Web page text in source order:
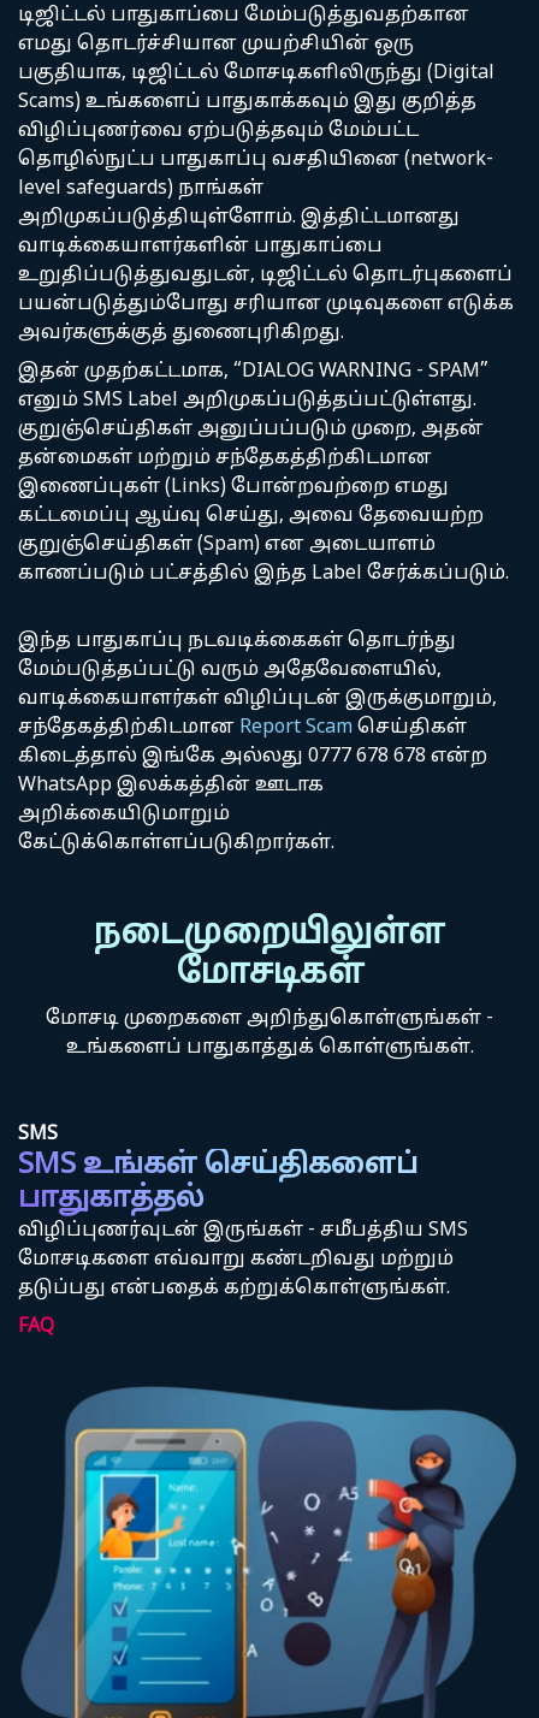
டிஜிட்டல் பாதுகாப்பை மேம்படுத்துவதற்கான
எமது தொடர்ச்சியான முயற்சியின் ஒரு
பகுதியாக, டிஜிட்டல் மோசடிகளிலிருந்து (Digital
Scams) உங்களைப் பாதுகாக்கவும் இது குறித்த
விழிப்புணர்வை ஏற்படுத்தவும் மேம்பட்ட
தொழில்நுட்ப பாதுகாப்பு வசதியினை (network-
level safeguards) நாங்கள்
அறிமுகப்படுத்தியுள்ளோம். இத்திட்டமானது
வாடிக்கையாளர்களின் பாதுகாப்பை
உறுதிப்படுத்துவதுடன், டிஜிட்டல் தொடர்புகளைப்
பயன்படுத்தும்போது சரியான முடிவுகளை எடுக்க
அவர்களுக்குத் துணைபுரிகிறது.
இதன் முதற்கட்டமாக, “DIALOG WARNING - SPAM”
எனும் SMS Label அறிமுகப்படுத்தப்பட்டுள்ளது.
குறுஞ்செய்திகள் அனுப்பப்படும் முறை, அதன்
தன்மைகள் மற்றும் சந்தேகத்திற்கிடமான
இணைப்புகள் (Links) போன்றவற்றை எமது
கட்டமைப்பு ஆய்வு செய்து, அவை தேவையற்ற
குறுஞ்செய்திகள் (Spam) என அடையாளம்
காணப்படும் பட்சத்தில் இந்த Label சேர்க்கப்படும்.
இந்த பாதுகாப்பு நடவடிக்கைகள் தொடர்ந்து
மேம்படுத்தப்பட்டு வரும் அதேவேளையில்,
வாடிக்கையாளர்கள் விழிப்புடன் இருக்குமாறும்,
சந்தேகத்திற்கிடமான Report Scam செய்திகள்
கிடைத்தால் இங்கே அல்லது ​0777 678 678​ என்ற ​
WhatsApp​ இலக்கத்தின் ஊடாக
அறிக்கையிடுமாறும்
கேட்டுக்கொள்ளப்படுகிறார்கள். ​
நடைமுறையிலுள்ள
மோசடிகள்
மோசடி முறைகளை அறிந்துகொள்ளுங்கள் -
உங்களைப் பாதுகாத்துக் கொள்ளுங்கள்.
SMS
SMS உங்கள் செய்திகளைப்
பாதுகாத்தல்
விழிப்புணர்வுடன் இருங்கள் - சமீபத்திய SMS
மோசடிகளை எவ்வாறு கண்டறிவது மற்றும்
தடுப்பது என்பதைக் கற்றுக்கொள்ளுங்கள்.
FAQ